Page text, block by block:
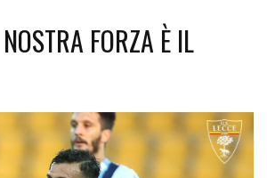
FORZA È IL